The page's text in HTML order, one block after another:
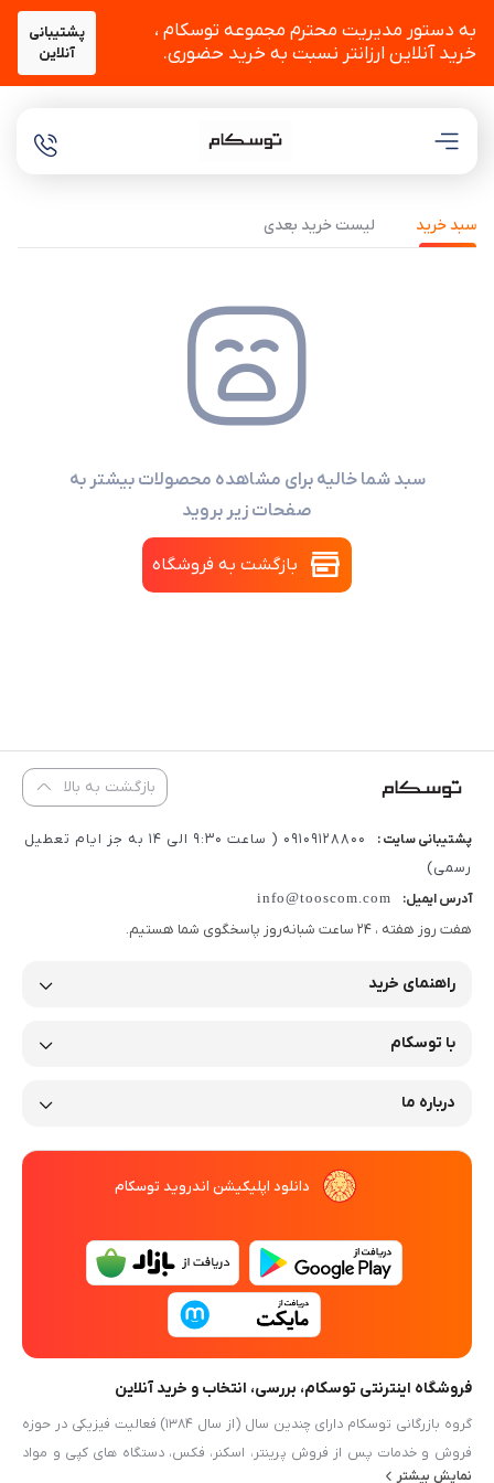
به دستور مدیریت محترم مجموعه توسکام ،
خرید آنلاین ارزانتر نسبت به خرید حضوری.
پشتیبانی
آنلاین
سبد شما خالیه برای مشاهده محصولات بیشتر به
صفحات زیر بروید
سبد خرید لیست خرید بعدی
بازگشت به فروشگاه
بازگشت به بالا
پشتیبانی سایت :
09109128800 ( ساعت 9:30 الی 14 به جز ایام تعطیل
رسمی)
آدرس ایمیل: info@tooscom.com
هفت روز هفته ، 24 ساعت شبانه‌روز پاسخگوی شما هستیم.
راهنمای خرید
با توسکام
درباره ما
دانلود اپلیکیشن اندروید توسکام
فروشگاه اینترنتی توسکام، بررسی، انتخاب و خرید آنلاین
گروه بازرگانی توسکام دارای چندین سال (از سال ۱۳۸۴) فعالیت فیزیکی در حوزه
فروش و خدمات پس از فروش پرینتر، اسکنر، فکس، دستگاه های کپی و مواد
نمایش بیشتر